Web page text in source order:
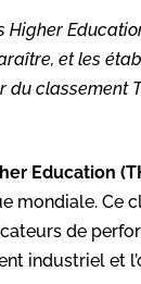
et les
du classement
Education
mondiale. Ce
de
industriel et